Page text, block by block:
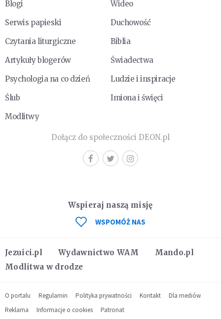
Blogi
Wideo
Serwis papieski
Duchowość
Czytania liturgiczne
Biblia
Artykuły blogerów
Świadectwa
Psychologia na co dzień
Ludzie i inspiracje
Ślub
Imiona i święci
Modlitwy
Dołącz do społeczności DEON.pl
Jezuici.pl Wydawnictwo WAM
Mando.pl
Modlitwa w drodze
Wspieraj naszą misję
WSPOMÓŻ NAS
O portalu Regulamin Polityka prywatności Kontakt
Dla mediów
Reklama
Informacje o cookies Patronat